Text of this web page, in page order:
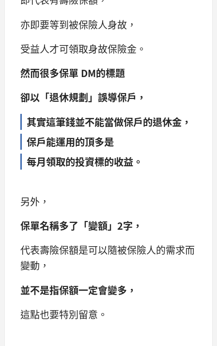
亦即要等到被保險人身故，
受益人才可領取身故保險金。
然而很多保單 DM的標題
卻以「退休規劃」誤導保戶，
其實這筆錢並不能當做保戶的退休金，
保戶能運用的頂多是
每月領取的投資標的收益。
另外，
保單名稱多了「變額」2字，
代表壽險保額是可以隨被保險人的需求而
變動，
並不是指保額一定會變多，
這點也要特別留意。